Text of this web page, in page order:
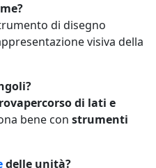
di disegno
visiva della
di lati e
bene con strumenti
delle unità?